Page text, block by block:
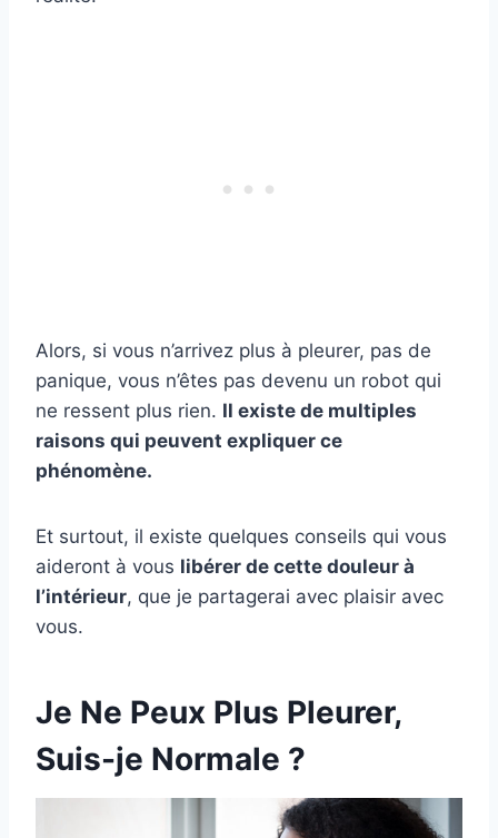
Alors, si vous n’arrivez plus à pleurer, pas de
panique, vous n’êtes pas devenu un robot qui
ne ressent plus rien. Il existe de multiples
raisons qui peuvent expliquer ce
phénomène.
Et surtout, il existe quelques conseils qui vous
aideront à vous libérer de cette douleur à
l’intérieur, que je partagerai avec plaisir avec
vous.
Je Ne Peux Plus Pleurer,
Suis-je Normale ?